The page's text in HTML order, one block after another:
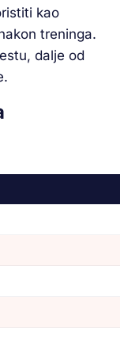
kao
treninga.
dalje od